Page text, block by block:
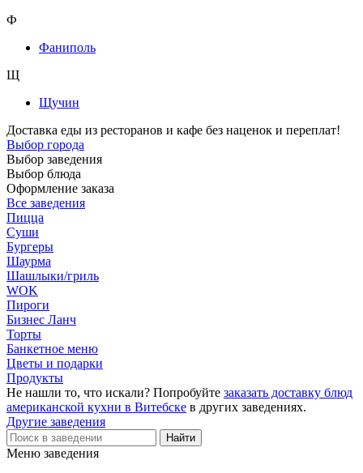
Ф
Фаниполь
Щ
Щучин
Доставка еды из ресторанов и кафе без наценок и переплат!
Выбор города
Выбор заведения
Выбор блюда
Оформление заказа
Все заведения
Пицца
Суши
Бургеры
Шаурма
Шашлыки/гриль
WOK
Пироги
Бизнес Ланч
Торты
Банкетное меню
Цветы и подарки
Продукты
Не нашли то, что искали? Попробуйте заказать доставку блюд
американской кухни в Витебске в других заведениях.
Другие заведения
Меню заведения